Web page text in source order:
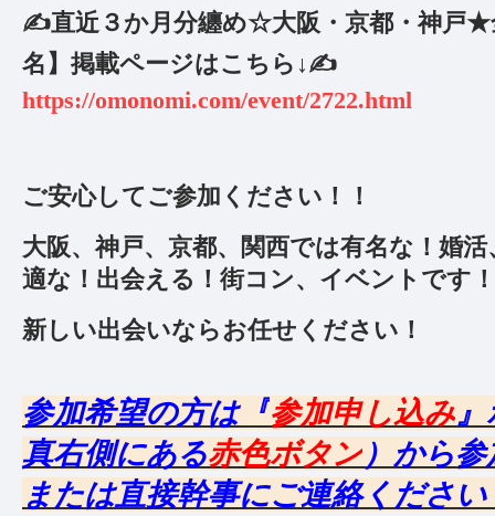
✍️直近３か月分纏め☆大阪・京都・神戸★
名】掲載ページはこちら↓✍️
https://omonomi.com/event/2722.html
ご安心してご参加ください！！
大阪、神戸、京都、関西では有名な！婚
適な！出会える！街コン、イベントです！
新しい出会いならお任せください！
参加希望の方は『参加申し込み
真右側にある赤色ボタン）から
または直接幹事にご連絡くださ